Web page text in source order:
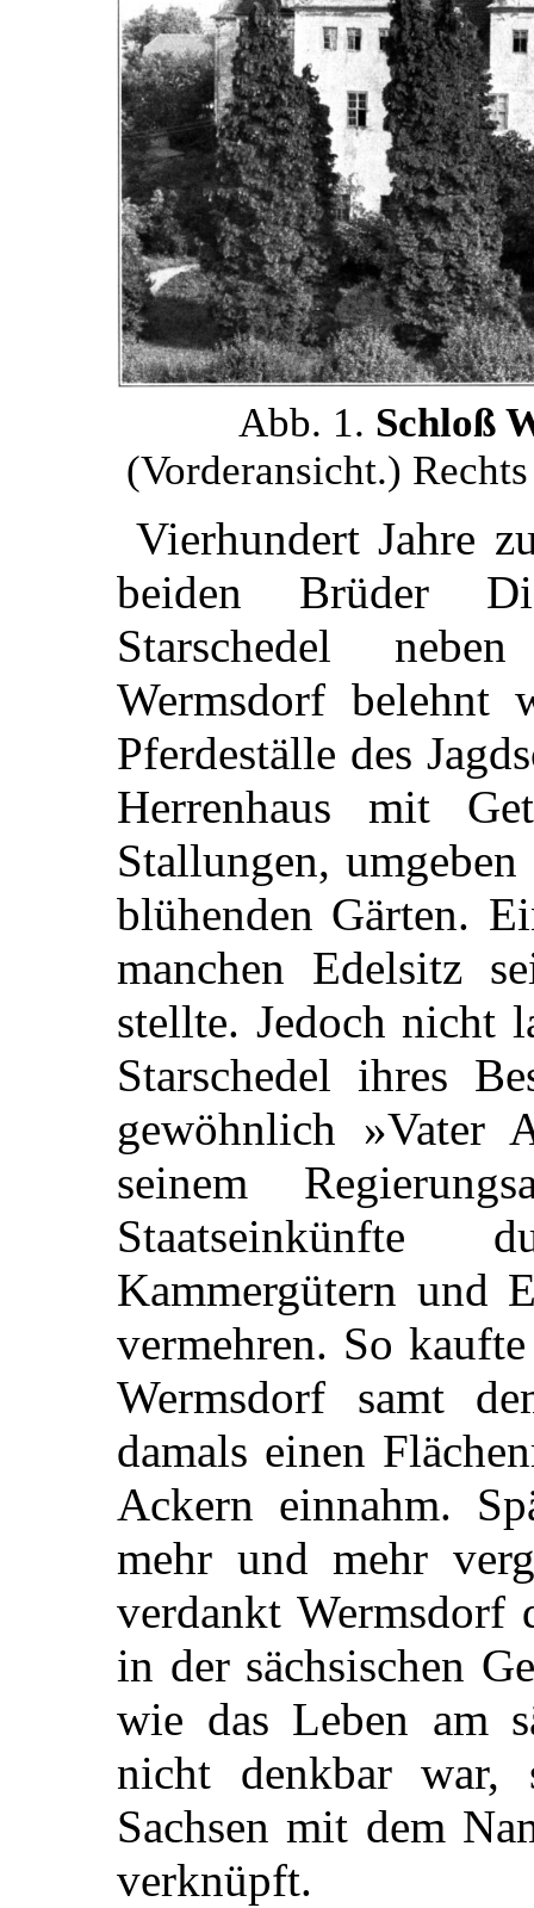
Abb. 1. Schloß
(Vorderansicht.)
Vierhundert Jahre
beiden Brüder
Starschedel
Wermsdorf belehnt
Pferdeställe des
Herrenhaus mit
Stallungen,
blühenden Gärten.
manchen Edelsitz
stellte. Jedoch nicht
Starschedel ihres
gewöhnlich »Vater
seinem
Staatseinkünfte
Kammergütern und
vermehren. So
Wermsdorf samt
damals einen
Ackern einnahm.
mehr und mehr
verdankt Wermsdorf
in der sächsischen
wie das Leben am
nicht denkbar
Sachsen mit dem
verknüpft.